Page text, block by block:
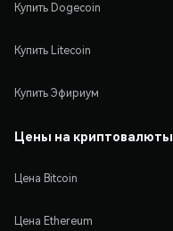
Купить Dogecoin
Купить Litecoin
Купить Эфириум
Цены на криптовалюты
Цена Bitcoin
Цена Ethereum